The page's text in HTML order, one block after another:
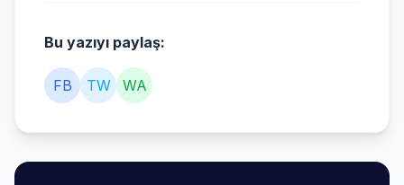
Bu yazıyı paylaş:
FB TW WA